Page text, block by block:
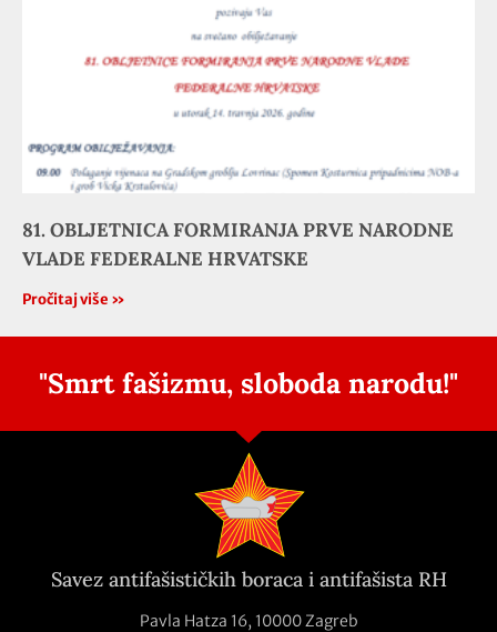
81. OBLJETNICA FORMIRANJA PRVE NARODNE
VLADE FEDERALNE HRVATSKE
Pročitaj više »
"Smrt fašizmu, sloboda narodu!"
Savez antifašističkih boraca i antifašista RH
Pavla Hatza 16, 10000 Zagreb